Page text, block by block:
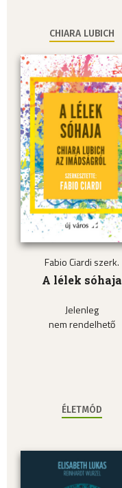
CHIARA LUBICH
Fabio Ciardi szerk.
A lélek sóhaja
Jelenleg
nem rendelhető
ÉLETMÓD